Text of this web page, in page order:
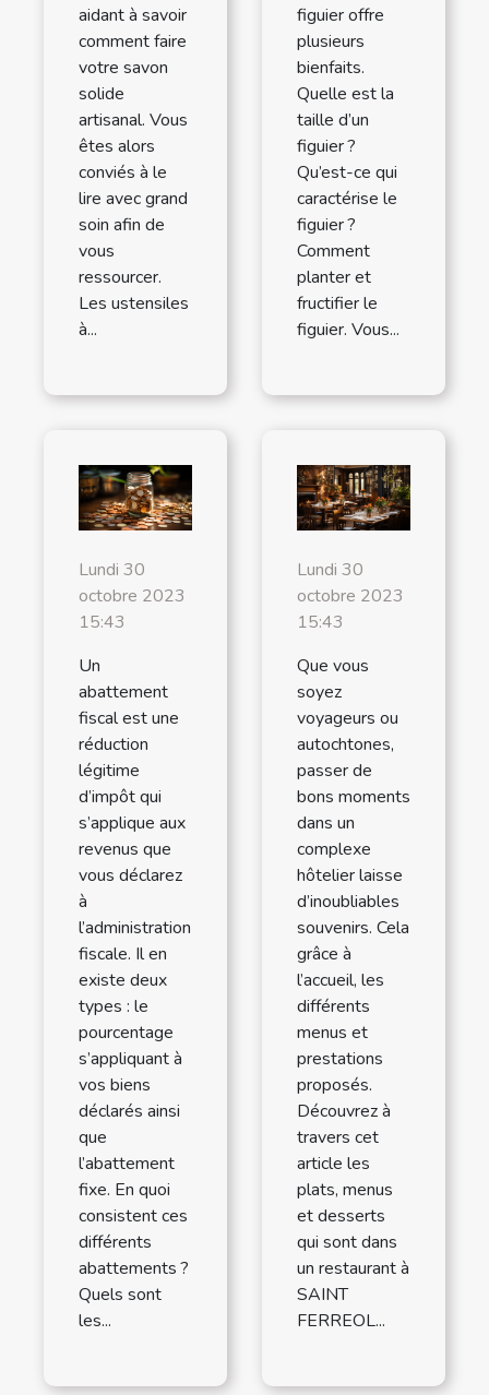
aidant à savoir
comment faire
votre savon
solide
artisanal. Vous
êtes alors
conviés à le
lire avec grand
soin afin de
vous
ressourcer.
Les ustensiles
à...
figuier offre
plusieurs
bienfaits.
Quelle est la
taille d’un
figuier ?
Qu’est-ce qui
caractérise le
figuier ?
Comment
planter et
fructifier le
figuier. Vous...
Lundi 30
octobre 2023
15:43
Un
abattement
fiscal est une
réduction
légitime
d’impôt qui
s’applique aux
revenus que
vous déclarez
à
l’administration
fiscale. Il en
existe deux
types : le
pourcentage
s’appliquant à
vos biens
déclarés ainsi
que
l’abattement
fixe. En quoi
consistent ces
différents
abattements ?
Quels sont
les...
Lundi 30
octobre 2023
15:43
Que vous
soyez
voyageurs ou
autochtones,
passer de
bons moments
dans un
complexe
hôtelier laisse
d’inoubliables
souvenirs. Cela
grâce à
l’accueil, les
différents
menus et
prestations
proposés.
Découvrez à
travers cet
article les
plats, menus
et desserts
qui sont dans
un restaurant à
SAINT
FERREOL...